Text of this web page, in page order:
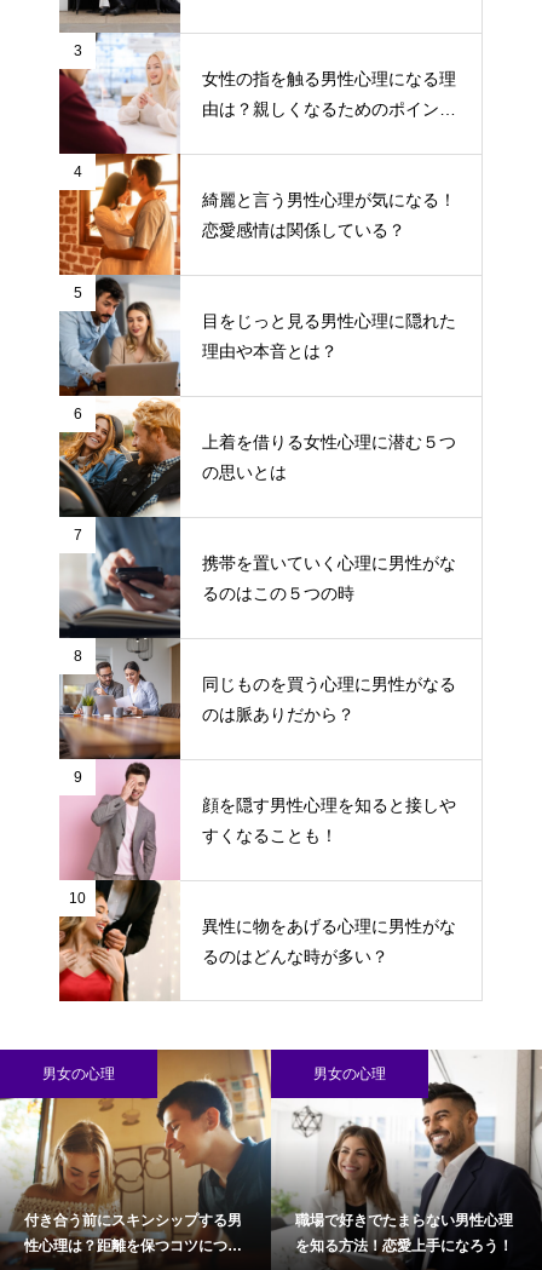
3
女性の指を触る男性心理になる理
由は？親しくなるためのポイント
4
綺麗と言う男性心理が気になる！
恋愛感情は関係している？
5
目をじっと見る男性心理に隠れた
理由や本音とは？
6
上着を借りる女性心理に潜む５つ
の思いとは
7
携帯を置いていく心理に男性がな
るのはこの５つの時
8
同じものを買う心理に男性がなる
のは脈ありだから？
9
顔を隠す男性心理を知ると接しや
すくなることも！
10
異性に物をあげる心理に男性がな
るのはどんな時が多い？
男女の心理
付き合う前にスキンシップする男
性心理は？距離を保つコツについ
男女の心理
職場で好きでたまらない男性心理
を知る方法！恋愛上手になろう！